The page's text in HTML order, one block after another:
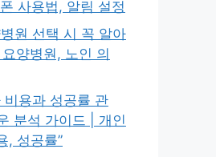
사용법, 알림 설정
원 선택 시 꼭 알아
양병원, 노인 의
비용과 성공률 관
분석 가이드 | 개인
, 성공률”